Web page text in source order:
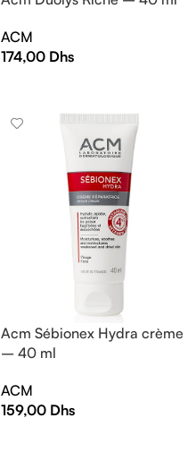
ACM
174,00 Dhs
Acm Sébionex Hydra crème
– 40 ml
ACM
159,00 Dhs